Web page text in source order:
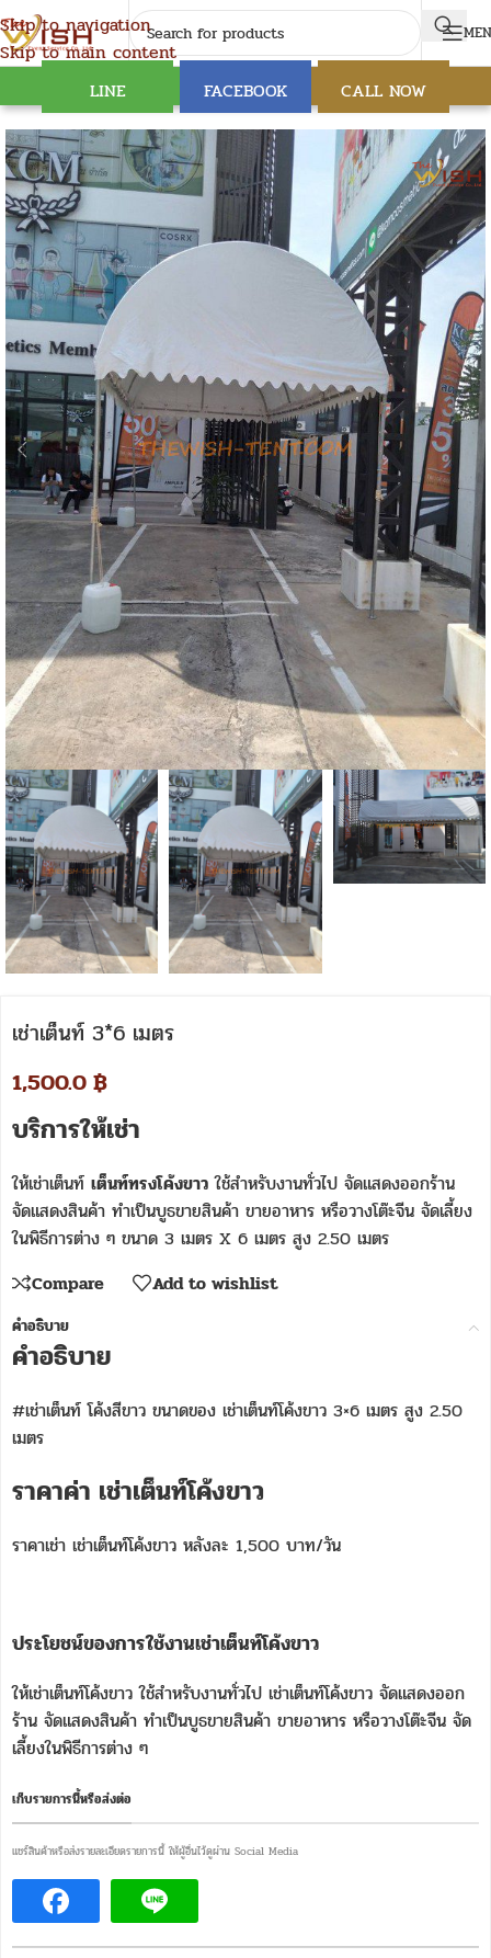
Skip to navigation
Skip to main content
LINE FACEBOOK CALL NOW
เช่าเต็นท์ 3*6 เมตร
1,500.0฿
บริการให้เช่า
ให้เช่าเต็นท์ เต็นท์ทรงโค้งขาว ใช้สำหรับงานทั่วไป จัดแสดงออกร้าน
จัดแสดงสินค้า ทำเป็นบูธขายสินค้า ขายอาหาร หรือวางโต๊ะจีน จัดเลี้ยง
ในพิธีการต่าง ๆ ขนาด 3 เมตร X 6 เมตร สูง 2.50 เมตร
Compare
Add to wishlist
คำอธิบาย
คำอธิบาย
#เช่าเต็นท์ โค้งสีขาว ขนาดของ เช่าเต็นท์โค้งขาว 3×6 เมตร สูง 2.50
เมตร
ราคาค่า เช่าเต็นท์โค้งขาว
ราคาเช่า เช่าเต็นท์โค้งขาว หลังละ 1,500 บาท/วัน
ประโยชน์ของการใช้งานเช่าเต็นท์โค้งขาว
ให้เช่าเต็นท์โค้งขาว ใช้สำหรับงานทั่วไป เช่าเต็นท์โค้งขาว จัดแสดงออก
ร้าน จัดแสดงสินค้า ทำเป็นบูธขายสินค้า ขายอาหาร หรือวางโต๊ะจีน จัด
เลี้ยงในพิธีการต่าง ๆ
เก็บรายการนี้หรือส่งต่อ
แชร์สินค้าหรือส่งรายละเอียดรายการนี้ ให้ผู้อื่นไว้ดูผ่าน Social Media